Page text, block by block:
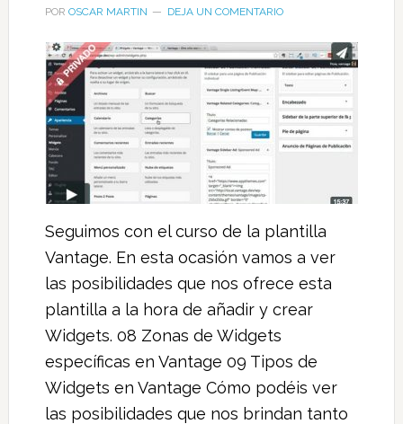
POR OSCAR MARTIN DEJA UN COMENTARIO
Seguimos con el curso de la plantilla
Vantage. En esta ocasión vamos a ver
las posibilidades que nos ofrece esta
plantilla a la hora de añadir y crear
Widgets. 08 Zonas de Widgets
específicas en Vantage 09 Tipos de
Widgets en Vantage Cómo podéis ver
las posibilidades que nos brindan tanto